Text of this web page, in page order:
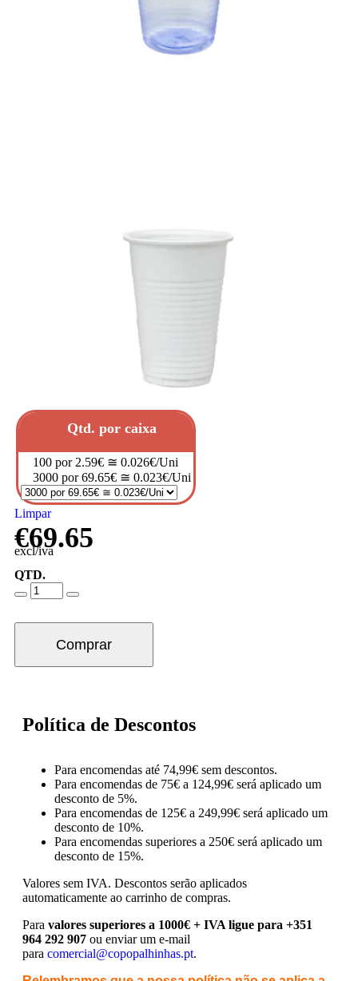
Qtd. por caixa
100 por 2.59€ ≅ 0.026€/Uni
3000 por 69.65€ ≅ 0.023€/Uni
Limpar
€69.65
excl/iva
QTD.
Comprar
Política de Descontos
Para encomendas até 74,99€ sem descontos.
Para encomendas de 75€ a 124,99€ será aplicado um
desconto de 5%.
Para encomendas de 125€ a 249,99€ será aplicado um
desconto de 10%.
Para encomendas superiores a 250€ será aplicado um
desconto de 15%.
Valores sem IVA. Descontos serão aplicados
automaticamente ao carrinho de compras.
Para valores superiores a 1000€ + IVA ligue para +351
964 292 907 ou enviar um e-mail
para comercial@copopalhinhas.pt.